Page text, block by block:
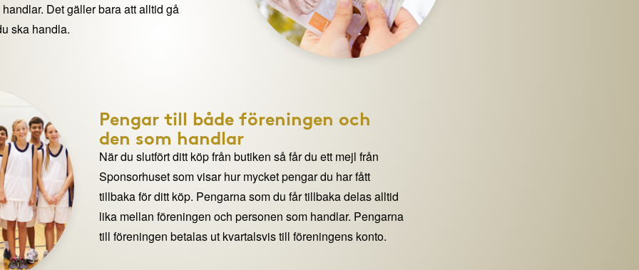
Det gäller bara att alltid gå
ska handla.
Pengar till både föreningen och
den som handlar
När du slutfört ditt köp från butiken så får du ett mejl från
Sponsorhuset som visar hur mycket pengar du har fått
tillbaka för ditt köp. Pengarna som du får tillbaka delas alltid
lika mellan föreningen och personen som handlar. Pengarna
till föreningen betalas ut kvartalsvis till föreningens konto.